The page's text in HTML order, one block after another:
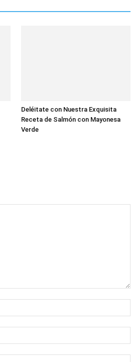
Deléitate con Nuestra Exquisita
Receta de Salmón con Mayonesa
Verde